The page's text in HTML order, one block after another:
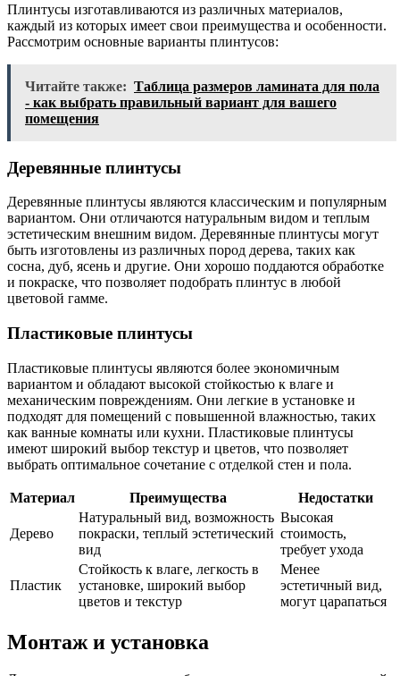
Плинтусы изготавливаются из различных материалов,
каждый из которых имеет свои преимущества и особенности.
Рассмотрим основные варианты плинтусов:
Читайте также: Таблица размеров ламината для пола
- как выбрать правильный вариант для вашего
помещения
Деревянные плинтусы
Деревянные плинтусы являются классическим и популярным
вариантом. Они отличаются натуральным видом и теплым
эстетическим внешним видом. Деревянные плинтусы могут
быть изготовлены из различных пород дерева, таких как
сосна, дуб, ясень и другие. Они хорошо поддаются обработке
и покраске, что позволяет подобрать плинтус в любой
цветовой гамме.
Пластиковые плинтусы
Пластиковые плинтусы являются более экономичным
вариантом и обладают высокой стойкостью к влаге и
механическим повреждениям. Они легкие в установке и
подходят для помещений с повышенной влажностью, таких
как ванные комнаты или кухни. Пластиковые плинтусы
имеют широкий выбор текстур и цветов, что позволяет
выбрать оптимальное сочетание с отделкой стен и пола.
Материал Преимущества Недостатки
Дерево
Натуральный вид, возможность
покраски, теплый эстетический
вид
Высокая
стоимость,
требует ухода
Пластик
Стойкость к влаге, легкость в
установке, широкий выбор
цветов и текстур
Менее
эстетичный вид,
могут царапаться
Монтаж и установка